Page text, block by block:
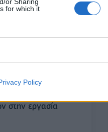
for which it
Policy
Καταδικάζουμε
στην εργασία